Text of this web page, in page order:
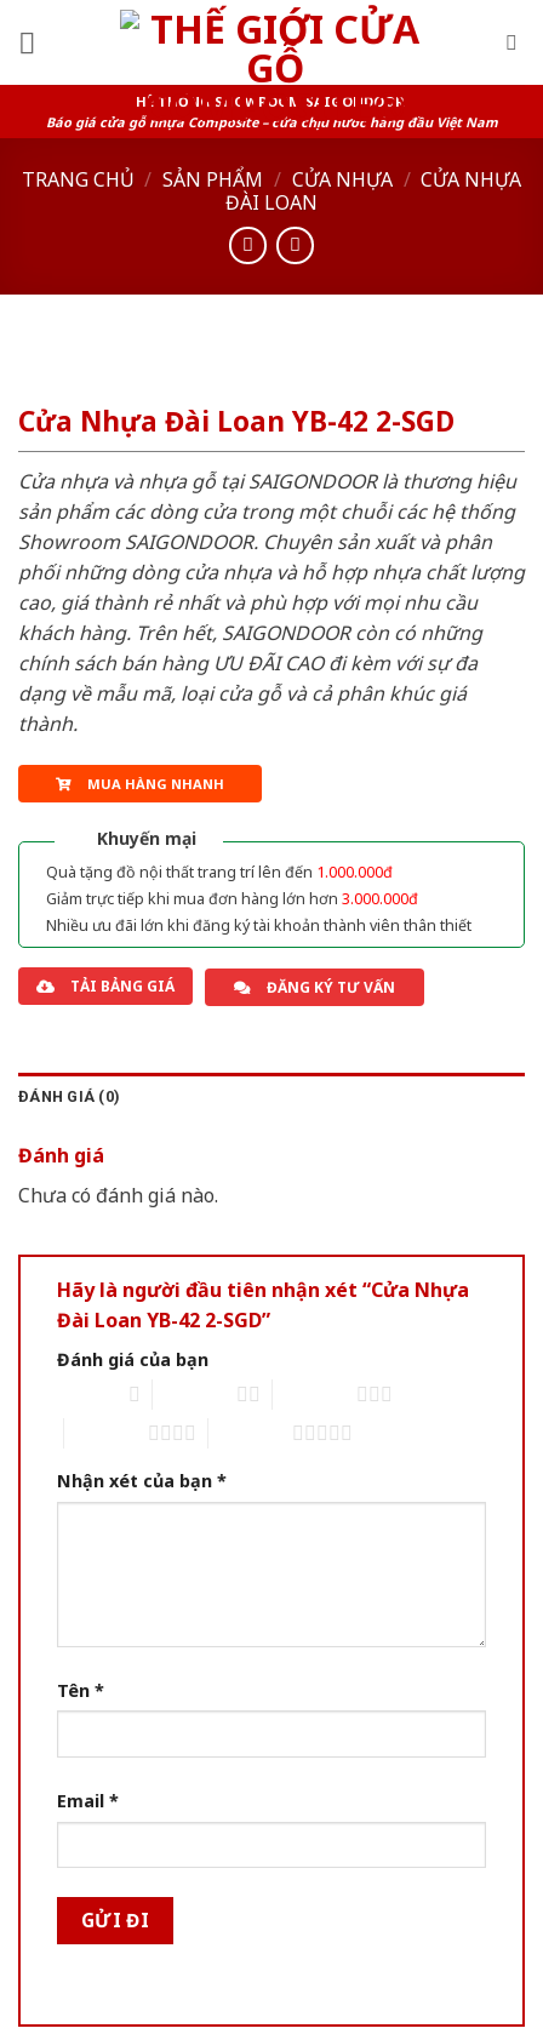
HỆ THỐNG SHOWROOM SAIGONDOOR
Báo giá cửa gỗ nhựa Composite – cửa chịu nước hàng đầu Việt Nam
TRANG CHỦ / SẢN PHẨM / CỬA NHỰA / CỬA NHỰA
ĐÀI LOAN
Cửa Nhựa Đài Loan YB-42 2-SGD
Cửa nhựa và nhựa gỗ tại SAIGONDOOR là thương hiệu
sản phẩm các dòng cửa trong một chuỗi các hệ thống
Showroom SAIGONDOOR. Chuyên sản xuất và phân
phối những dòng cửa nhựa và hỗ hợp nhựa chất lượng
cao, giá thành rẻ nhất và phù hợp với mọi nhu cầu
khách hàng. Trên hết, SAIGONDOOR còn có những
chính sách bán hàng ƯU ĐÃI CAO đi kèm với sự đa
dạng về mẫu mã, loại cửa gỗ và cả phân khúc giá
thành.
MUA HÀNG NHANH
Khuyến mại
Quà tặng đồ nội thất trang trí lên đến 1.000.000đ
Giảm trực tiếp khi mua đơn hàng lớn hơn 3.000.000đ
Nhiều ưu đãi lớn khi đăng ký tài khoản thành viên thân thiết
TẢI BẢNG GIÁ ĐĂNG KÝ TƯ VẤN
ĐÁNH GIÁ (0)
Đánh giá
Chưa có đánh giá nào.
Hãy là người đầu tiên nhận xét “Cửa Nhựa
Đài Loan YB-42 2-SGD”
Đánh giá của bạn
Nhận xét của bạn *
Tên *
Email *